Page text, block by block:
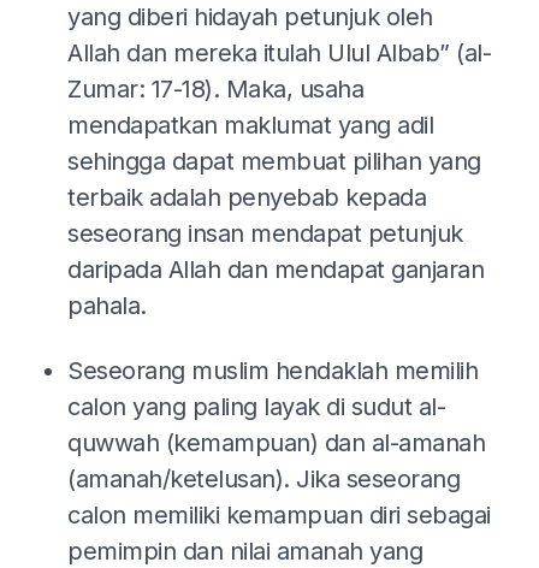
yang diberi hidayah petunjuk oleh
Allah dan mereka itulah Ulul Albab” (al-
Zumar: 17-18). Maka, usaha
mendapatkan maklumat yang adil
sehingga dapat membuat pilihan yang
terbaik adalah penyebab kepada
seseorang insan mendapat petunjuk
daripada Allah dan mendapat ganjaran
pahala.
Seseorang muslim hendaklah memilih
calon yang paling layak di sudut al-
quwwah (kemampuan) dan al-amanah
(amanah/ketelusan). Jika seseorang
calon memiliki kemampuan diri sebagai
pemimpin dan nilai amanah yang